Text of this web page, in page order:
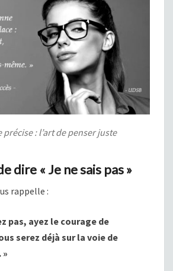
précise : l’art de penser juste
dire « Je ne sais pas »
rappelle :
pas, ayez le courage de
serez déjà sur la voie de
»